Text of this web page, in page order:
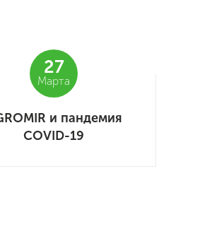
27
Марта
и пандемия
COVID-19